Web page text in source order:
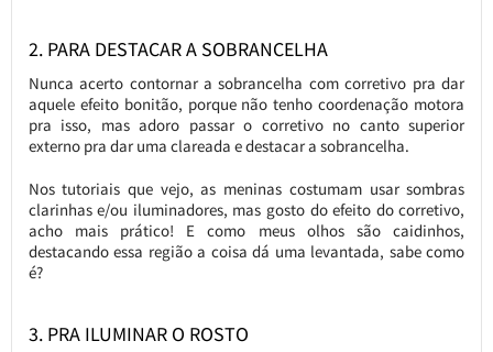
2. PARA DESTACAR A SOBRANCELHA
Nunca acerto contornar a sobrancelha com corretivo pra dar
aquele efeito bonitão, porque não tenho coordenação motora
pra isso, mas adoro passar o corretivo no canto superior
externo pra dar uma clareada e destacar a sobrancelha.
Nos tutoriais que vejo, as meninas costumam usar sombras
clarinhas e/ou iluminadores, mas gosto do efeito do corretivo,
acho mais prático! E como meus olhos são caidinhos,
destacando essa região a coisa dá uma levantada, sabe como
é?
3. PRA ILUMINAR O ROSTO